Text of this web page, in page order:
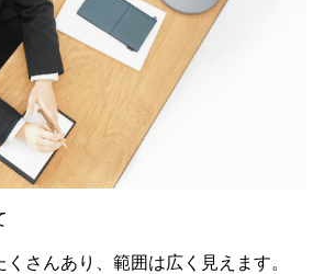
さんあり、範囲は広く見えます。